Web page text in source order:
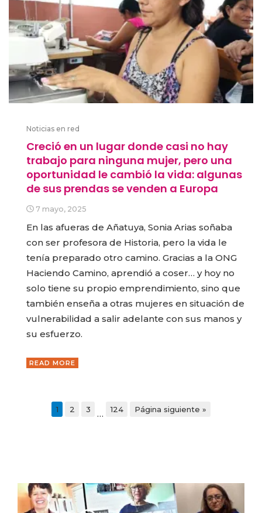
Noticias en red
Creció en un lugar donde casi no hay
trabajo para ninguna mujer, pero una
oportunidad le cambió la vida: algunas
de sus prendas se venden a Europa
7 mayo, 2025
En las afueras de Añatuya, Sonia Arias soñaba
con ser profesora de Historia, pero la vida le
tenía preparado otro camino. Gracias a la ONG
Haciendo Camino, aprendió a coser… y hoy no
solo tiene su propio emprendimiento, sino que
también enseña a otras mujeres en situación de
vulnerabilidad a salir adelante con sus manos y
su esfuerzo.
READ MORE
1 2 3 … 124 Página siguiente »